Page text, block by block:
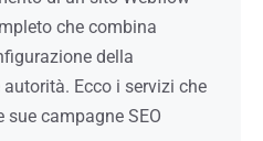
che combina
della
Ecco i servizi che
campagne SEO